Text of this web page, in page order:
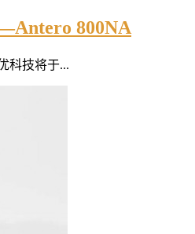
800NA
科技将于...